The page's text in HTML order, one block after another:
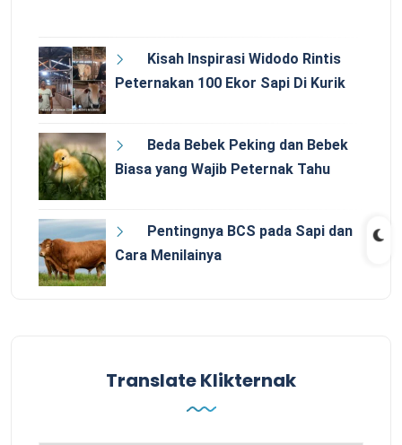
Kisah Inspirasi Widodo Rintis
Peternakan 100 Ekor Sapi Di Kurik
Beda Bebek Peking dan Bebek
Biasa yang Wajib Peternak Tahu
Pentingnya BCS pada Sapi dan
Cara Menilainya
Translate Klikternak